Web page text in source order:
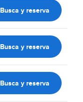
Busca y reserva
Busca y reserva
Busca y reserva